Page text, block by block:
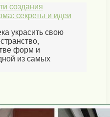
создания
секреты и идеи
украсить свою
форм и
из самых